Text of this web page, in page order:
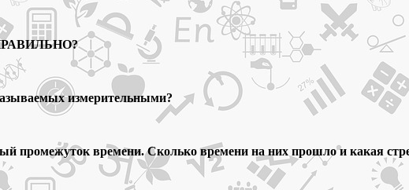
измерительными?
промежуток времени. Сколько времени на них прошло и какая